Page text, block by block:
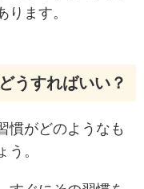
ます。
うすればいい？
慣がどのようなも
。